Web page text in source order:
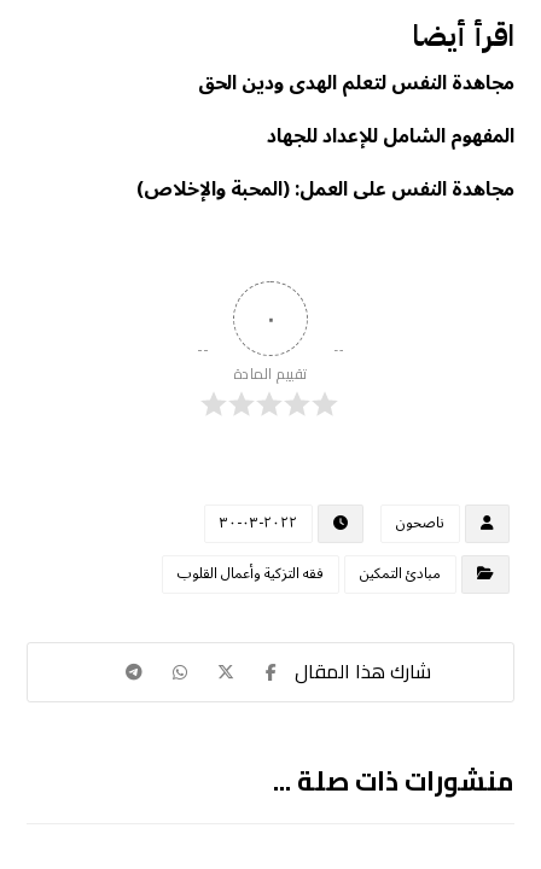
اقرأ أيضا
مجاهدة النفس لتعلم الهدى ودين الحق
المفهوم الشامل للإعداد للجهاد
مجاهدة النفس على العمل: (المحبة والإخلاص)
٠
تقييم المادة
ناصحون
٢٠٢٢-٠٣-٣٠
مبادئ التمكين
فقه التزكية وأعمال القلوب
منشورات ذات صلة ...